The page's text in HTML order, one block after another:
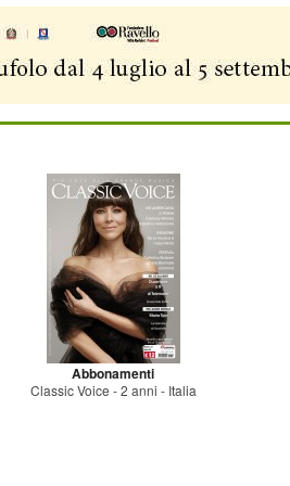
Abbonamenti
Classic Voice - 2 anni - Italia